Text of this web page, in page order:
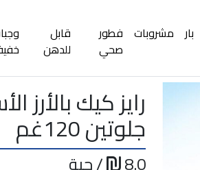
بار مشروبات فطور
صحي
قابل
للدهن
رايز كيك بالأرز
جلوتين 120غم